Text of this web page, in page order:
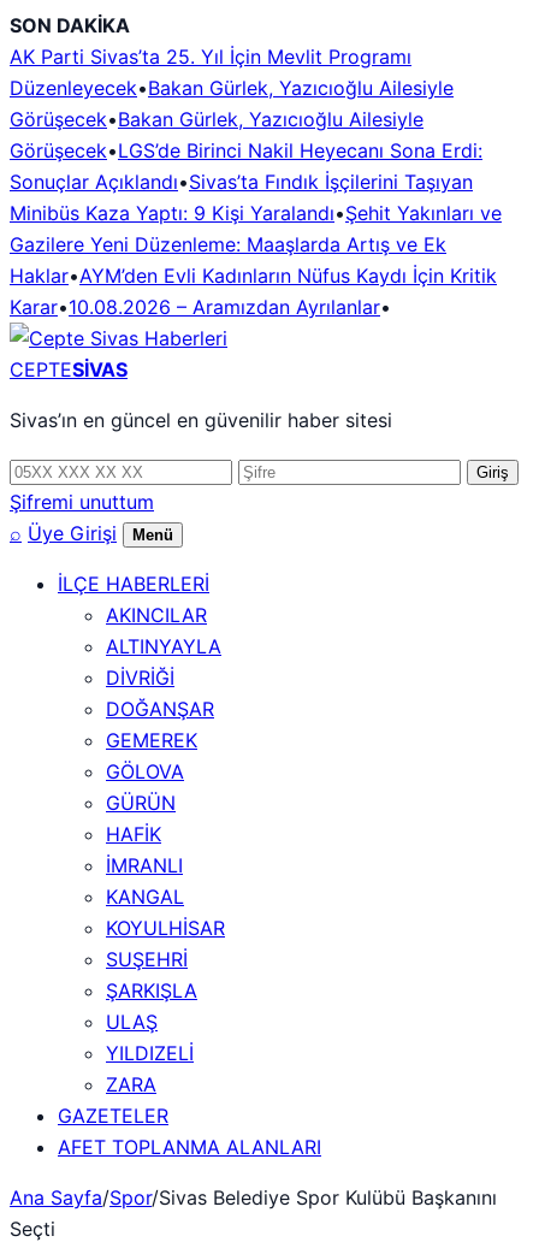
İçeriğe
geç
SON DAKİKA
AK Parti Sivas’ta 25. Yıl İçin Mevlit Programı
Düzenleyecek•Bakan Gürlek, Yazıcıoğlu Ailesiyle
Görüşecek•Bakan Gürlek, Yazıcıoğlu Ailesiyle
Görüşecek•LGS’de Birinci Nakil Heyecanı Sona Erdi:
Sonuçlar Açıklandı•Sivas’ta Fındık İşçilerini Taşıyan
Minibüs Kaza Yaptı: 9 Kişi Yaralandı•Şehit Yakınları ve
Gazilere Yeni Düzenleme: Maaşlarda Artış ve Ek
Haklar•AYM’den Evli Kadınların Nüfus Kaydı İçin Kritik
Karar•10.08.2026 – Aramızdan Ayrılanlar•
CEPTESİVAS
Sivas’ın en güncel en güvenilir haber sitesi
Telefon
numarası
Şifre Giriş
Şifremi unuttum
⌕ Üye Girişi Menü
İLÇE HABERLERİ
AKINCILAR
ALTINYAYLA
DİVRİĞİ
DOĞANŞAR
GEMEREK
GÖLOVA
GÜRÜN
HAFİK
İMRANLI
KANGAL
KOYULHİSAR
SUŞEHRİ
ŞARKIŞLA
ULAŞ
YILDIZELİ
ZARA
GAZETELER
AFET TOPLANMA ALANLARI
Ana Sayfa/Spor/Sivas Belediye Spor Kulübü Başkanını
Seçti